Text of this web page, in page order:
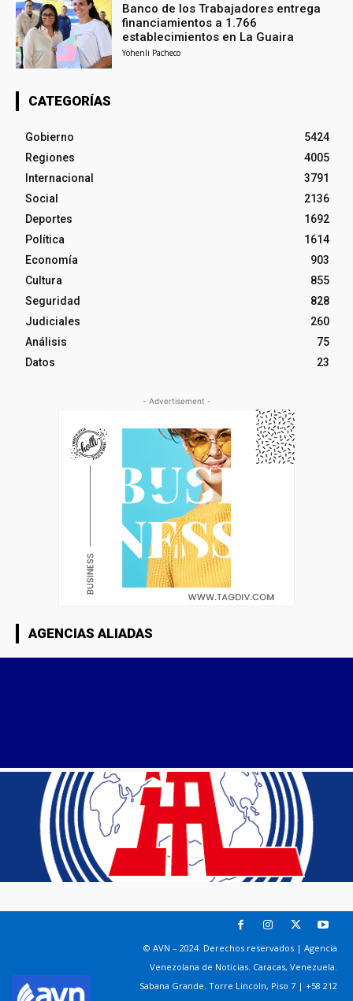
Banco de los Trabajadores entrega
financiamientos a 1.766
establecimientos en La Guaira
Yohenli Pacheco
CATEGORÍAS
Gobierno
5424
Regiones
4005
Internacional
3791
Social
2136
Deportes
1692
Política
1614
Economía
903
Cultura
855
Seguridad
828
Judiciales
260
Análisis
75
Datos
23
- Advertisement -
AGENCIAS ALIADAS
© AVN – 2024. Derechos reservados | Agencia
Venezolana de Noticias. Caracas, Venezuela.
Sabana Grande. Torre Lincoln, Piso 7 | +58 212